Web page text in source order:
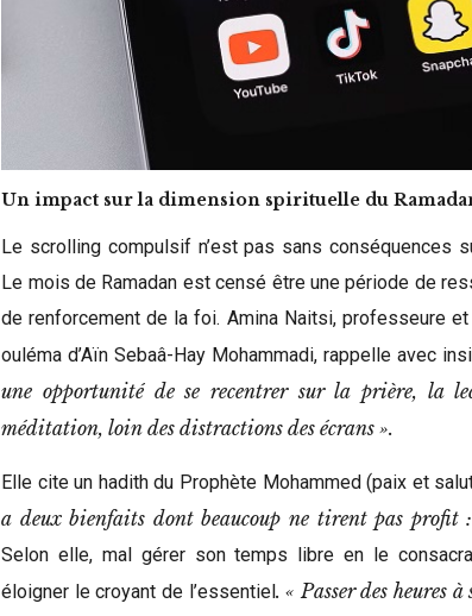
Un impact sur la dimension spirituelle du
Le scrolling compulsif n’est pas sans conséquences
Le mois de Ramadan est censé être une période de
de renforcement de la foi. Amina Naitsi, professeure
ouléma d’Aïn Sebaâ-Hay Mohammadi, rappelle avec
une opportunité de se recentrer sur la prière, la
méditation, loin des distractions des écrans ».
Elle cite un hadith du Prophète Mohammed (paix et
a deux bienfaits dont beaucoup ne tirent pas profit
Selon elle, mal gérer son temps libre en le
éloigner le croyant de l’essentiel. « Passer des heures